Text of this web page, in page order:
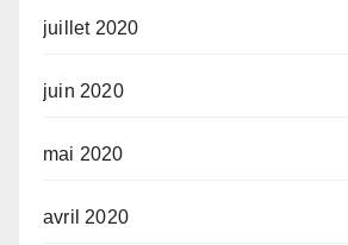
juillet 2020
juin 2020
mai 2020
avril 2020